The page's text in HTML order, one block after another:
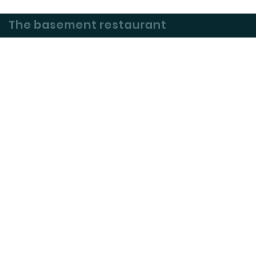
The basement restaurant